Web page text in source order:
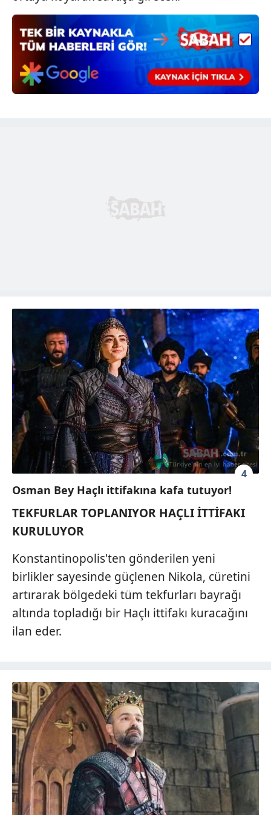
Metnimiziziyaret edebilirsiniz.
6698 sayılı Kişisel Verilerin Korunması Kanunu uyarınca
hazırlanmış Aydınlatma Metnimizi okumak ve sitemizde
ilgili mevzuata uygun olarak kullanılan çerezlerle ilgili bilgi
almak için lütfen
4
Osman Bey Haçlı ittifakına kafa tutuyor!
TEKFURLAR TOPLANIYOR HAÇLI İTTİFAKI
KURULUYOR
Konstantinopolis'ten gönderilen yeni
birlikler sayesinde güçlenen Nikola, cüretini
artırarak bölgedeki tüm tekfurları bayrağı
altında topladığı bir Haçlı ittifakı kuracağını
ilan eder.